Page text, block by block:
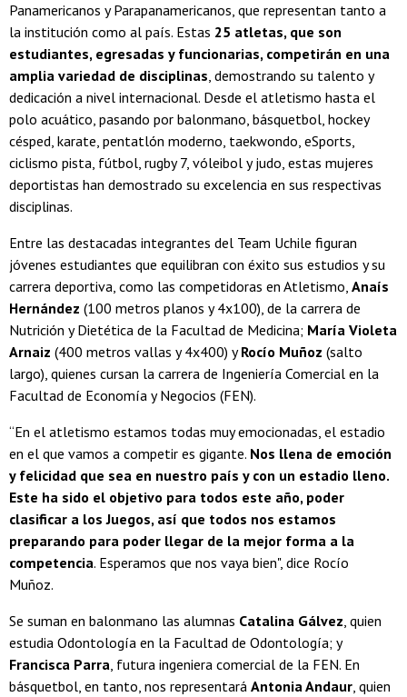
Panamericanos y Parapanamericanos, que representan tanto a
la institución como al país. Estas 25 atletas, que son
estudiantes, egresadas y funcionarias, competirán en una
amplia variedad de disciplinas, demostrando su talento y
dedicación a nivel internacional. Desde el atletismo hasta el
polo acuático, pasando por balonmano, básquetbol, hockey
césped, karate, pentatlón moderno, taekwondo, eSports,
ciclismo pista, fútbol, rugby 7, vóleibol y judo, estas mujeres
deportistas han demostrado su excelencia en sus respectivas
disciplinas.
Entre las destacadas integrantes del Team Uchile figuran
jóvenes estudiantes que equilibran con éxito sus estudios y su
carrera deportiva, como las competidoras en Atletismo, Anaís
Hernández (100 metros planos y 4x100), de la carrera de
Nutrición y Dietética de la Facultad de Medicina; María Violeta
Arnaiz (400 metros vallas y 4x400) yRocío Muñoz (salto
largo), quienes cursan la carrera de Ingeniería Comercial en la
Facultad de Economía y Negocios (FEN).
“En el atletismo estamos todas muy emocionadas, el estadio
en el que vamos a competir es gigante. Nos llena de emoción
y felicidad que sea en nuestro país y con un estadio lleno.
Este ha sido el objetivo para todos este año, poder
clasificar a los Juegos, así que todos nos estamos
preparando para poder llegar de la mejor forma a la
competencia. Esperamos que nos vaya bien", dice Rocío
Muñoz.
Se suman en balonmano las alumnas Catalina Gálvez, quien
estudia Odontología en la Facultad de Odontología; y
Francisca Parra, futura ingeniera comercial de la FEN. En
básquetbol, en tanto, nos representará Antonia Andaur, quien